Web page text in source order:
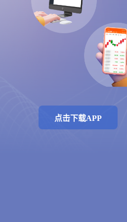
点击下载APP